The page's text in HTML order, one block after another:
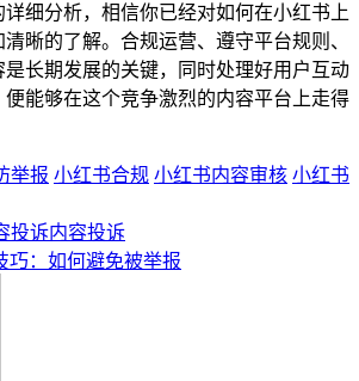
细分析，相信你已经对如何在小红书上
晰的了解。合规运营、遵守平台规则、
长期发展的关键，同时处理好用户互动
能够在这个竞争激烈的内容平台上走得
举报 小红书合规 小红书内容审核 小红书
投诉内容投诉
巧：如何避免被举报